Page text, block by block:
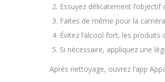
Essuyez délicatement
Faites de même pour la
Évitez l’alcool fort, les
Si nécessaire, appliquez une
Après nettoyage, ouvrez l’app